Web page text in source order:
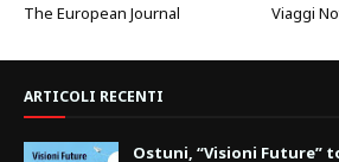
The European Journal
Viaggi
ARTICOLI RECENTI
Ostuni, “Visioni Future”